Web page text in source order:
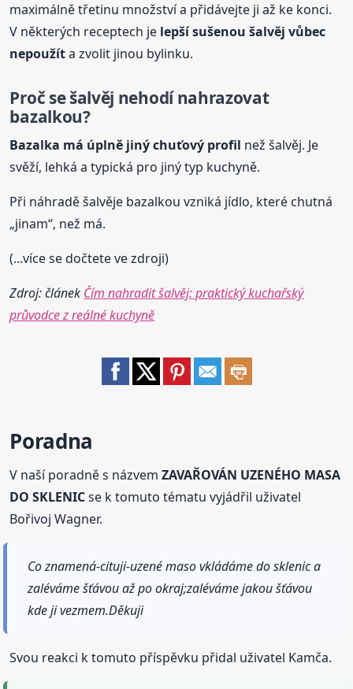
maximálně třetinu množství a přidávejte ji až ke konci.
V některých receptech je lepší sušenou šalvěj vůbec
nepoužíta zvolit jinou bylinku.
Proč se šalvěj nehodí nahrazovat
bazalkou?
Bazalka má úplně jiný chuťový profil než šalvěj. Je
svěží, lehká a typická pro jiný typ kuchyně.
Při náhradě šalvěje bazalkou vzniká jídlo, které chutná
„jinam“, než má.
(...více se dočtete ve zdroji)
Zdroj: článek Čím nahradit šalvěj: praktický kuchařský
průvodce z reálné kuchyně
Poradna
V naší poradně s názvemZAVAŘOVÁN UZENÉHO MASA
DO SKLENICse k tomuto tématu vyjádřil uživatel
Bořivoj Wagner.
Co znamená-cituji-uzené maso vkládáme do sklenic a
zaléváme šťávou až po okraj;zaléváme jakou šťávou
kde ji vezmem.Děkuji
Svou reakci k tomuto příspěvku přidal uživatel Kamča.